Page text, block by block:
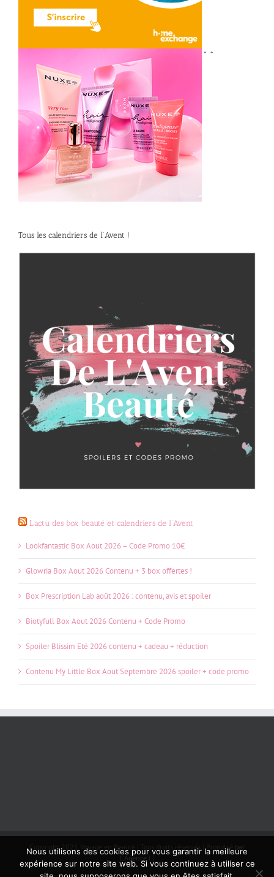
* *
Tous les calendriers de l’Avent !
L’actu des box beauté et calendriers de l’Avent
Lookfantastic Box Aout 2026 – Code Promo 10€
Glowria Box Aout 2026 Contenu + 3 box offertes !
Box Prescription Lab août 2026 : contenu, avis et spoiler
Biotyfull Box Aout 2026 Contenu + Code Promo
Spoiler Blissim Eté 2026 contenu + cadeau + réduction
Contenu My Little Box Aout Septembre 2026 spoiler + code promo
Copyright 2025 Voyage en Beauté | Tous droits réservés | Propulsé
par
L'Agence I
Nous utilisons des cookies pour vous garantir la meilleure
expérience sur notre site web. Si vous continuez à utiliser ce